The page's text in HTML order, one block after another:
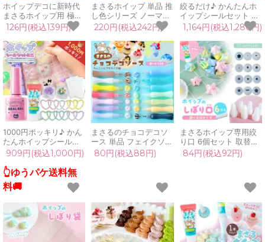
ホイップデコに新時代
まさるホイップ用 極小
ノズル 極細 しぼり口
使い切り 使い捨て デコ
ホイップ ミニチュアス
イーツ レジン 推し活
手芸用 クラフト
126円(税込139円)
まさるホイップ 単品 推
し色シリーズ ノーマル
50g ホイップデコクリ
ーム クラフト 推し活
ミニチュアスイーツ 手
芸 GreenOceanオリジ
ナル♪
220円(税込242円)
絞るだけ♪ かんたんホ
イップシールセット シ
ールキット ハート 手作
りシール ホイップデコ
こども 子供 簡単 女の
子 作る 親子で 平成女
児 手づくり スイーツ
まさるのシール液
1,164円(税込1,280円)
1000円ポッキリ♪ かん
たんホイップシールセ
ットミニ 手作りキット
シールキット ハート 手
作りシール ホイップデ
コ 子供 簡単 女の子 作
る まさるのシール液
909円(税込1,000円)
👆ゆうパケ送料無
料🚚
まさるのチョコデコソ
ース 単品 フェイクソー
ス トッピング ホイップ
デコ ミニチュアスイー
80円(税込88円)
まさるホイップ専用絞
り口 6個セット 取替用
しぼり口 口金 デコホイ
ップ ミニチュアスイー
84円(税込92円)